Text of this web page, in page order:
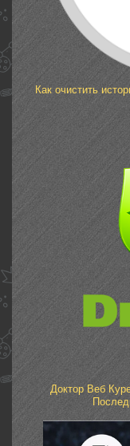
Как очистить
Доктор Веб